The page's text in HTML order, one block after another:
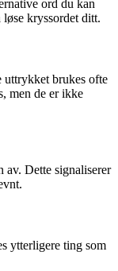
ord du kan
kryssordet ditt.
uttrykket brukes ofte
men de er ikke
av. Dette signaliserer
ytterligere ting som